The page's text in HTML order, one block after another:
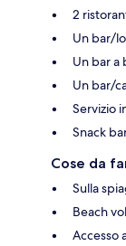
2
Un bar/
Un bar a
Un bar/
Servizio
Snack
Cose da
Sulla
Beach
Accesso